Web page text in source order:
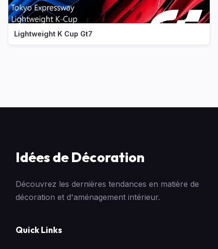
Lightweight K Cup Gt7
Idées de Décoration
Découvrez les dernières tendances en matière de
décoration et d'aménagement intérieur.
Quick Links